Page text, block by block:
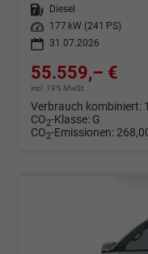
Kraftstoff
Diesel
Leistung
177 kW (241 PS)
31.07.2026
55.559,– €
incl. 19% MwSt.
Verbrauch kombiniert:
CO2-Klasse: G
CO2-Emissionen: